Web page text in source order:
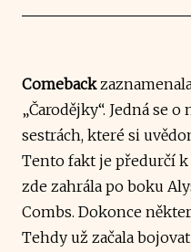
Comeback
„Čarodějky“. Jedná se
sestrách, které si
Tento fakt je předurčí
zde zahrála po boku
Combs. Dokonce
Tehdy už začala